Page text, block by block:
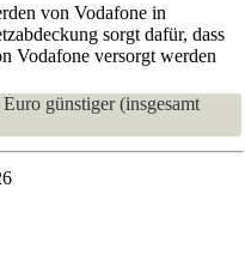
von Vodafone in
sorgt dafür, dass
Vodafone versorgt werden
günstiger (insgesamt